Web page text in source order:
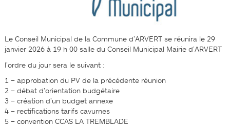
Le Conseil Municipal de la Commune d’ARVERT se réunira le 29
janvier 2026 à 19 h 00 salle du Conseil Municipal Mairie d’ARVERT
l’ordre du jour sera le suivant :
1 – approbation du PV de la précédente réunion
2 – débat d’orientation budgétaire
3 – création d’un budget annexe
4 – rectifications tarifs cavurnes
5 – convention CCAS LA TREMBLADE